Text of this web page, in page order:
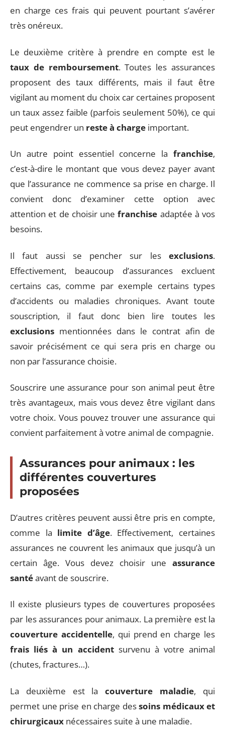
en charge ces frais qui peuvent pourtant s’avérer
très onéreux.
Le deuxième critère à prendre en compte est le
taux de remboursement. Toutes les assurances
proposent des taux différents, mais il faut être
vigilant au moment du choix car certaines proposent
un taux assez faible (parfois seulement 50%), ce qui
peut engendrer un reste à charge important.
Un autre point essentiel concerne la franchise,
c’est-à-dire le montant que vous devez payer avant
que l’assurance ne commence sa prise en charge. Il
convient donc d’examiner cette option avec
attention et de choisir unefranchise adaptée à vos
besoins.
Il faut aussi se pencher sur les exclusions.
Effectivement, beaucoup d’assurances excluent
certains cas, comme par exemple certains types
d’accidents ou maladies chroniques. Avant toute
souscription, il faut donc bien lire toutes les
exclusions mentionnées dans le contrat afin de
savoir précisément ce qui sera pris en charge ou
non par l’assurance choisie.
Souscrire une assurance pour son animal peut être
très avantageux, mais vous devez être vigilant dans
votre choix. Vous pouvez trouver une assurance qui
convient parfaitement à votre animal de compagnie.
Assurances pour animaux : les
différentes couvertures
proposées
D’autres critères peuvent aussi être pris en compte,
comme la limite d’âge. Effectivement, certaines
assurances ne couvrent les animaux que jusqu’à un
certain âge. Vous devez choisir une assurance
santéavant de souscrire.
Il existe plusieurs types de couvertures proposées
par les assurances pour animaux. La première est la
couverture accidentelle, qui prend en charge les
frais liés à un accidentsurvenu à votre animal
(chutes, fractures…).
La deuxième est lacouverture maladie, qui
permet une prise en charge dessoins médicaux et
chirurgicaux nécessaires suite à une maladie.